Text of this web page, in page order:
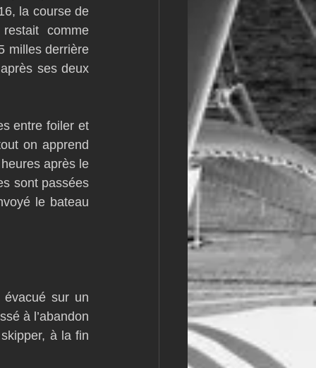
la course de
comme
milles derrière
ses deux
entre foiler et
on apprend
après le
sont passées
le bateau
sur un
à l’abandon
à la fin